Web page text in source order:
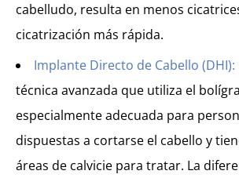
cabelludo, resulta en menos
cicatrización más rápida.
Implante Directo de Cabello (DHI):
técnica avanzada que utiliza el
especialmente adecuada para
dispuestas a cortarse el cabello y
áreas de calvicie para tratar. La